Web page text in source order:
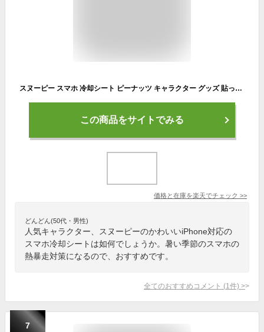
スヌーピー スマホ 冷却シート ピーナッツ キャラクター グッズ 貼って剥がせる スマートフォン 冷却 シート スマホ冷却 スマホ ゲーム 熱暴走対策 夏 暑さ熱中症 対策 iPhone Android 3D モバクール SNGG-135
この商品をサイトでみる
価格と在庫を楽天でチェック >>
どんどん(50代・男性)
人気キャラクター、スヌーピーのかわいいiPhone対応の
スマホ冷却シートは如何でしょうか。暑い季節のスマホの
熱暴走対策になるので、おすすめです。
全てのおすすめコメント (1 件) >
7